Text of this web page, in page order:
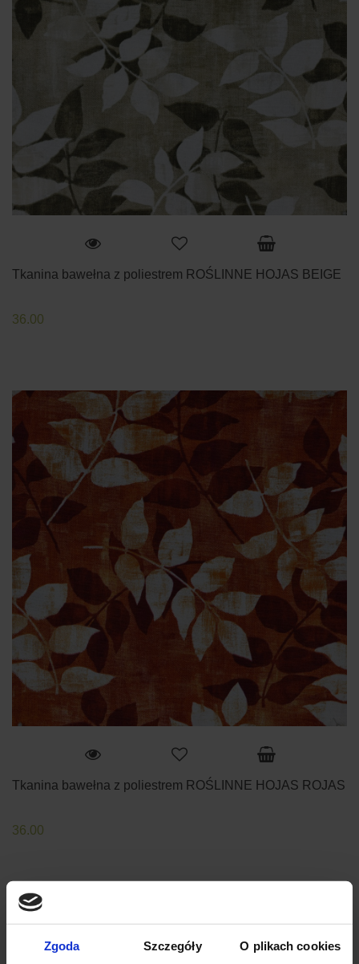
Zgoda Szczegóły O plikach cookies
Tkanina bawełna z poliestrem ROŚLINNE HOJAS BEIGE
36.00
Tkanina bawełna z poliestrem ROŚLINNE HOJAS ROJAS
36.00